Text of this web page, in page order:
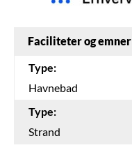
Faciliteter og emner
Type:
Havnebad
Type:
Strand